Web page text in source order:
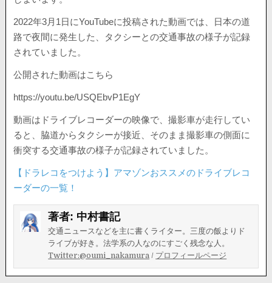
2022年3月1日にYouTubeに投稿された動画では、日本の道
路で夜間に発生した、タクシーとの交通事故の様子が記録
されていました。
公開された動画はこちら
https://youtu.be/USQEbvP1EgY
動画はドライブレコーダーの映像で、撮影車が走行してい
ると、脇道からタクシーが接近、そのまま撮影車の側面に
衝突する交通事故の様子が記録されていました。
【ドラレコをつけよう】アマゾンおススメのドライブレコ
ーダーの一覧！
著者: 中村書記
交通ニュースなどを主に書くライター。三度の飯よりド
ライブが好き。法学系の人なのにすごく残念な人。
Twitter:@oumi_nakamura / プロフィールページ